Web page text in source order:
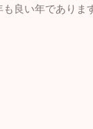
良い年でありま